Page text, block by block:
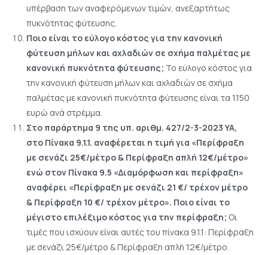
υπέρβαση των αναφερόμενων τιμών, ανεξαρτήτως
πυκνότητας φύτευσης.
Ποιο είναι το εύλογο κόστος για την κανονική
φύτευση μήλων και αχλαδιών σε σχήμα παλμέτας με
κανονική πυκνότητα φύτευσης; Το εύλογο κόστος για
την κανονική φύτευση μήλων και αχλαδιών σε σχήμα
παλμέτας με κανονική πυκνότητα φύτευσης είναι τα 1.150
ευρώ ανά στρέμμα.
Στο παράρτημα 9 της υπ. αριθμ. 427/2-3-2023 ΥΑ,
στο Πίνακα 9.1.1. αναφέρεται η τιμή για «Περίφραξη
με σενάζι 25€/μέτρο & Περίφραξη απλή 12€/μέτρο»
ενώ στον Πίνακα 9.5 «Διαμόρφωση και περίφραξη»
αναφέρει «Περίφραξη με σενάζι 21 €/ τρέχον μέτρο
& Περίφραξη 10 €/ τρέχον μέτρο». Ποιο είναι το
μέγιστο επιλέξιμο κόστος για την περίφραξη; Οι
τιμές που ισχύουν είναι αυτές του πίνακα 9.1.1: Περίφραξη
με σενάζι 25€/μέτρο & Περίφραξη απλή 12€/μέτρο.